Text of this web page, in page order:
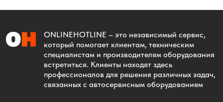
ONLINEHOTLINE – это независимый сервис,
который помогает клиентам, техническим
специалистам и производителям оборудования
встретиться. Клиенты находят здесь
профессионалов для решения различных задач,
связанных с автосервисным оборудованием